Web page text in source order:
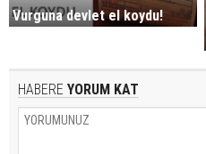
Vurguna devlet el koydu!
HABERE YORUM KAT